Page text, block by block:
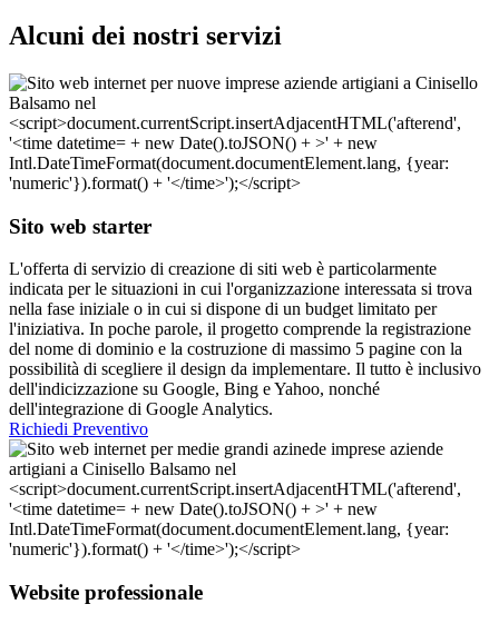
Alcuni dei nostri servizi
Sito web starter
L'offerta di servizio di creazione di siti web è particolarmente
indicata per le situazioni in cui l'organizzazione interessata si trova
nella fase iniziale o in cui si dispone di un budget limitato per
l'iniziativa. In poche parole, il progetto comprende la registrazione
del nome di dominio e la costruzione di massimo 5 pagine con la
possibilità di scegliere il design da implementare. Il tutto è inclusivo
dell'indicizzazione su Google, Bing e Yahoo, nonché
dell'integrazione di Google Analytics.
Richiedi Preventivo
Website professionale